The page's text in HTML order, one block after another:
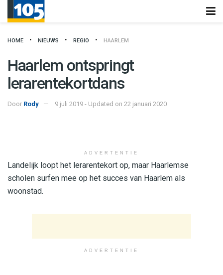
HOME NIEUWS REGIO HAARLEM
Haarlem ontspringt
lerarentekortdans
Door Rody 9 juli 2019 - Updated on 22 januari 2020
ADVERTENTIE
Landelijk loopt het lerarentekort op, maar Haarlemse
scholen surfen mee op het succes van Haarlem als
woonstad.
ADVERTENTIE